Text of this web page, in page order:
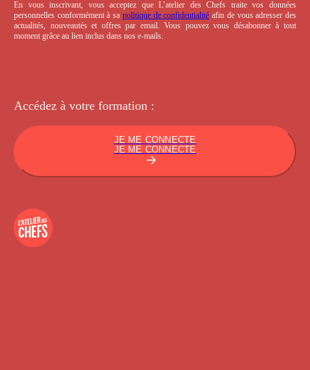
En vous inscrivant, vous acceptez que L’atelier des Chefs traite vos données
personnelles conformément à sa politique de confidentialité afin de vous adresser des
actualités, nouveautés et offres par email. Vous pouvez vous désabonner à tout
moment grâce au lien inclus dans nos e-mails.
Accédez à votre formation :
JE ME CONNECTE
JE ME CONNECTE